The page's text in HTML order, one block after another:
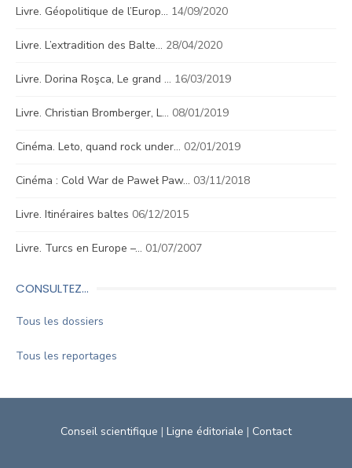
Livre. Géopolitique de l’Europ… 14/09/2020
Livre. L’extradition des Balte… 28/04/2020
Livre. Dorina Roşca, Le grand … 16/03/2019
Livre. Christian Bromberger, L… 08/01/2019
Cinéma. Leto, quand rock under… 02/01/2019
Cinéma : Cold War de Paweł Paw… 03/11/2018
Livre. Itinéraires baltes 06/12/2015
Livre. Turcs en Europe –… 01/07/2007
CONSULTEZ…
Tous les dossiers
Tous les reportages
Conseil scientifique | Ligne éditoriale | Contact